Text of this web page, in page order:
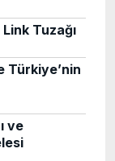
Tuzağı
Türkiye’nin
ve